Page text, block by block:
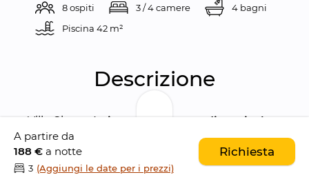
8 ospiti 3 / 4 camere
4 bagni
Piscina 42 m²
Descrizione
Villa Ginger è
situata all'interno di un vicolo
tranquillo nei pressi di Jalan Raya Seminyak.
Una breve passeggiata vi porterà
direttamente nel centro di Seminyak
A partire da
188 € a notte
3 (Aggiungi le date per i prezzi)
Richiesta